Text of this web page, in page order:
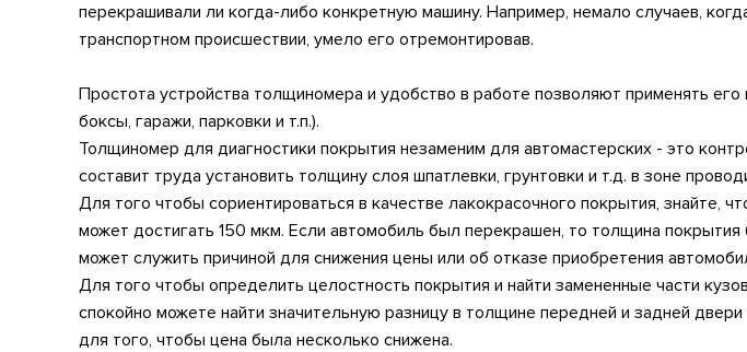
перекрашивали ли когда-либо конкретную машину. Например, немало случаев,
транспортном происшествии, умело его отремонтировав.
Простота устройства толщиномера и удобство в работе позволяют применять
боксы, гаражи, парковки и т.п.).
Толщиномер для диагностики покрытия незаменим для автомастерских - это
составит труда установить толщину слоя шпатлевки, грунтовки и т.д. в зоне
Для того чтобы сориентироваться в качестве лакокрасочного покрытия, знайте,
может достигать 150 мкм. Если автомобиль был перекрашен, то толщина
может служить причиной для снижения цены или об отказе приобретения
Для того чтобы определить целостность покрытия и найти замененные части
спокойно можете найти значительную разницу в толщине передней и задней
для того, чтобы цена была несколько снижена.